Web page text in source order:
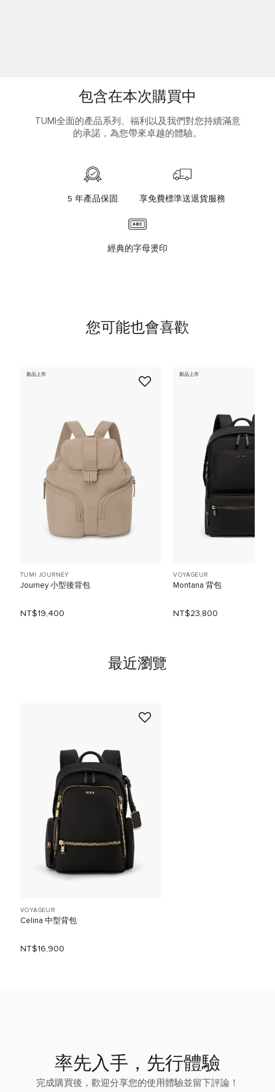
包含在本次購買中
TUMI全面的產品系列、福利以及我們對您持續滿意
的承諾，為您帶來卓越的體驗。
5 年產品保固 享免費標準送退貨服務
經典的字母燙印
您可能也會喜歡
新品上市
TUMI JOURNEY
Journey 小型後背包
NT$19,400
新品上市
VOYAGEUR
Montana 背包
NT$23,800
最近瀏覽
VOYAGEUR
Celina 中型背包
NT$16,900
率先入手，先行體驗
完成購買後，歡迎分享您的使用體驗並留下評論！